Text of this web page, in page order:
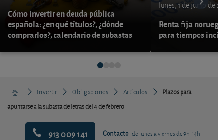
Cómo invertir en deuda pública
española: ¿en qué títulos?, ¿dónde
comprarlos?, calendario de subastas
lunes, 1 de junio de
Renta fija
para tiempos
Invertir Obligaciones Artículos
Plazos para
apuntarse a la subasta de letras del 4 de febrero
913 009 141 Contacto de lunes a viernes de 9h-14h